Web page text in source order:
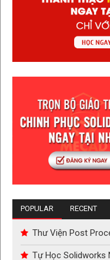
POPULAR RECENT
Thư Viện Post
Tự Học Solidworks